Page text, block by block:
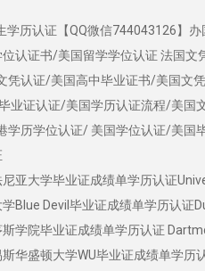
学历认证【QQ微信744043126】
位认证书/美国留学学位认证 法国
凭认证/美国高中毕业证书/美国文
业证认证/美国学历认证流程/美国
学历学位认证/ 美国学位认证/美国
尼亚大学毕业证成绩单学历认证
Blue Devil毕业证成绩单学历认证
学院毕业证成绩单学历认证
华盛顿大学WU毕业证成绩单学历